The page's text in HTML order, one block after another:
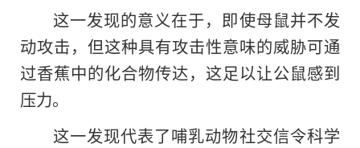
这一发现的意义在于，即使母鼠并不发
动攻击，但这种具有攻击性意味的威胁可通
过香蕉中的化合物传达，这足以让公鼠感到
压力。
这一发现代表了哺乳动物社交信令科学